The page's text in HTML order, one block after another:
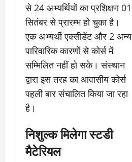
से 24 अभ्यर्थियों का प्रशिक्षण 01
सितंबर से प्रारम्भ हो चुका है।
एक अभ्यर्थी एक्सीडेंट और 2 अन्य
पारिवारिक कारणों से कोर्स में
सम्मिलित नहीं हो सके। संस्थान
द्वारा इस तरह का आवासीय कोर्स
पहली बार संचालित किया जा रहा
है।
निशुल्क मिलेगा स्टडी
मैटेरियल